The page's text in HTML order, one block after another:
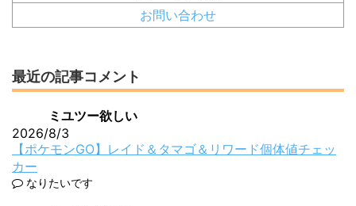
お問い合わせ
最近の記事コメント
ミユツー欲しい
2026/8/3
【ポケモンGO】レイド＆タマゴ＆リワード個体値チェッ
カー
なりたいです